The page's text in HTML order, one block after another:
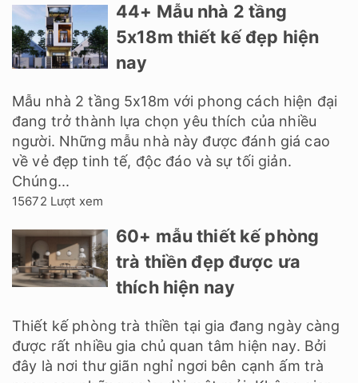
44+ Mẫu nhà 2 tầng
5x18m thiết kế đẹp hiện
nay
Mẫu nhà 2 tầng 5x18m với phong cách hiện đại
đang trở thành lựa chọn yêu thích của nhiều
người. Những mẫu nhà này được đánh giá cao
về vẻ đẹp tinh tế, độc đáo và sự tối giản.
Chúng...
15672 Lượt xem
60+ mẫu thiết kế phòng
trà thiền đẹp được ưa
thích hiện nay
Thiết kế phòng trà thiền tại gia đang ngày càng
được rất nhiều gia chủ quan tâm hiện nay. Bởi
đây là nơi thư giãn nghỉ ngơi bên cạnh ấm trà